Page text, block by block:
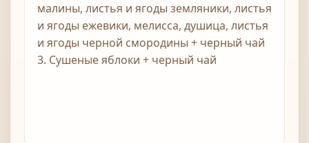
малины, листья и ягоды земляники, листья
и ягоды ежевики, мелисса, душица, листья
и ягоды черной смородины + черный чай
3. Сушеные яблоки + черный чай